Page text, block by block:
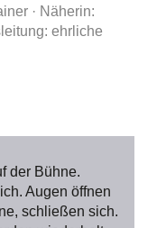
· Näherin:
ehrliche
der Bühne.
Augen öffnen
schließen sich.